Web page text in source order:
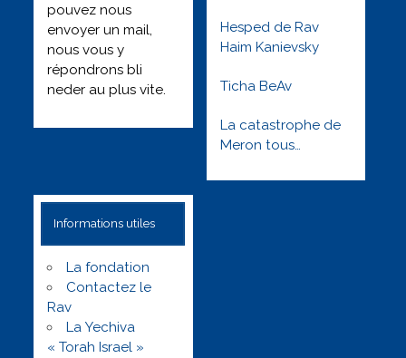
pouvez nous
envoyer un mail,
nous vous y
répondrons bli
neder au plus vite.
toute l’année
Hesped de Rav
Haim Kanievsky
Ticha BeAv
La catastrophe de
Meron tous
solidaires –
Informations utiles
La fondation
Contactez le
Rav
La Yechiva
« Torah Israel »